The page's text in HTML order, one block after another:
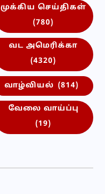
முக்கிய செய்திகள்
(780)
வட அமெரிக்கா
(4320)
வாழ்வியல் (814)
வேலை வாய்ப்பு
(19)